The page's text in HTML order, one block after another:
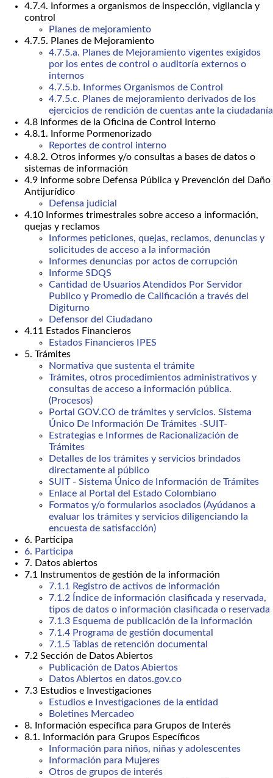
4.7.4. Informes a organismos de inspección, vigilancia y
control
Planes de mejoramiento
4.7.5. Planes de Mejoramiento
4.7.5.a. Planes de Mejoramiento vigentes exigidos
por los entes de control o auditoría externos o
internos
4.7.5.b. Informes Organismos de Control
4.7.5.c. Planes de mejoramiento derivados de los
ejercicios de rendición de cuentas ante la ciudadanía
4.8 Informes de la Oficina de Control Interno
4.8.1. Informe Pormenorizado
Reportes de control interno
4.8.2. Otros informes y/o consultas a bases de datos o
sistemas de información
4.9 Informe sobre Defensa Pública y Prevención del Daño
Antijurídico
Defensa judicial
4.10 Informes trimestrales sobre acceso a información,
quejas y reclamos
Informes peticiones, quejas, reclamos, denuncias y
solicitudes de acceso a la información
Informes denuncias por actos de corrupción
Informe SDQS
Cantidad de Usuarios Atendidos Por Servidor
Publico y Promedio de Calificación a través del
Digiturno
Defensor del Ciudadano
4.11 Estados Financieros
Estados Financieros IPES
5. Trámites
Normativa que sustenta el trámite
Trámites, otros procedimientos administrativos y
consultas de acceso a información pública.
(Procesos)
Portal GOV.CO de trámites y servicios. Sistema
Único De Información De Trámites -SUIT-
Estrategias e Informes de Racionalización de
Trámites
Detalles de los trámites y servicios brindados
directamente al público
SUIT - Sistema Único de Información de Trámites
Enlace al Portal del Estado Colombiano
Formatos y/o formularios asociados (Ayúdanos a
evaluar los trámites y servicios diligenciando la
encuesta de satisfacción)
6. Participa
6. Participa
7. Datos abiertos
7.1 Instrumentos de gestión de la información
7.1.1 Registro de activos de información
7.1.2 Índice de información clasificada y reservada,
tipos de datos o información clasificada o reservada
7.1.3 Esquema de publicación de la información
7.1.4 Programa de gestión documental
7.1.5 Tablas de retención documental
7.2 Sección de Datos Abiertos
Publicación de Datos Abiertos
Datos Abiertos en datos.gov.co
7.3 Estudios e Investigaciones
Estudios e Investigaciones de la entidad
Boletines Mercadeo
8. Información específica para Grupos de Interés
8.1. Información para Grupos Específicos
Información para niños, niñas y adolescentes
Información para Mujeres
Otros de grupos de interés